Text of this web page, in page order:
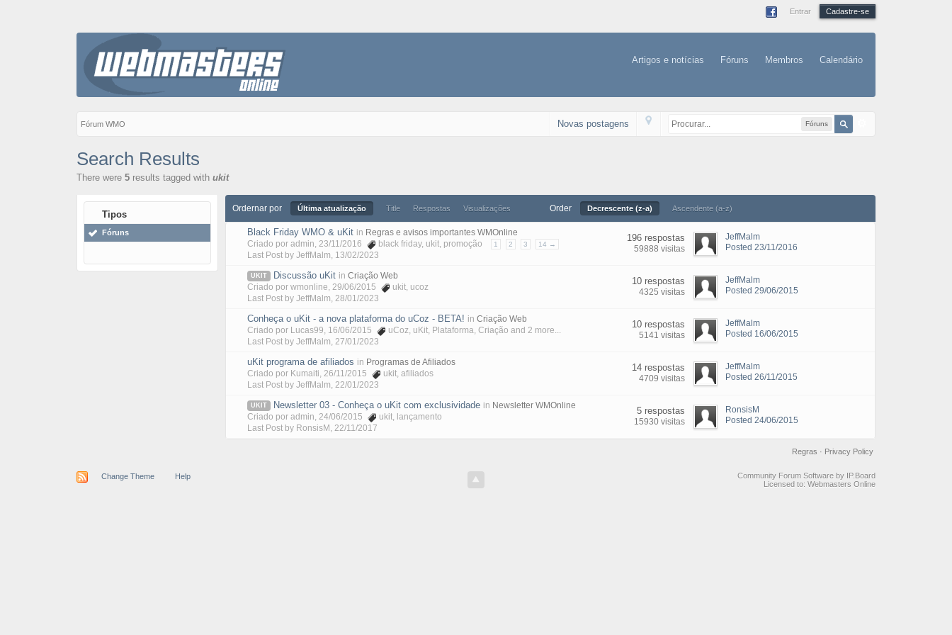
Entrar Cadastre-se
Artigos e notícias Fóruns Membros Calendário
Fórum WMO Fóruns
Novas postagens
Search Results
There were 5results tagged with ukit
Tipos
Fóruns
Ordernar por Última atualização Title Respostas Visualizações Order Decrescente (z-a) Ascendente (a-z)
Black Friday WMO & uKit in Regras e avisos importantes WMOnline
Criado por admin, 23/11/2016 black friday, ukit, promoção 1 2 3 14 →
Last Post by JeffMalm, 13/02/2023
196 respostas
59888 visitas
JeffMalm
Posted 23/11/2016
UKIT Discussão uKit in Criação Web
Criado por wmonline, 29/06/2015 ukit, ucoz
Last Post by JeffMalm, 28/01/2023
10 respostas
4325 visitas
JeffMalm
Posted 29/06/2015
Conheça o uKit - a nova plataforma do uCoz - BETA! in Criação Web
Criado por Lucas99, 16/06/2015 uCoz, uKit, Plataforma, Criação and 2 more...
Last Post by JeffMalm, 27/01/2023
10 respostas
5141 visitas
JeffMalm
Posted 16/06/2015
uKit programa de afiliados in Programas de Afiliados
Criado por Kumaiti, 26/11/2015 ukit, afiliados
Last Post by JeffMalm, 22/01/2023
14 respostas
4709 visitas
JeffMalm
Posted 26/11/2015
UKIT Newsletter 03 - Conheça o uKit com exclusividade in Newsletter WMOnline
Criado por admin, 24/06/2015 ukit, lançamento
Last Post by RonsisM , 22/11/2017
5 respostas
15930 visitas
RonsisM
Posted 24/06/2015
Privacy Policy
Regras ·
Change Theme Help
Community Forum Software by IP.Board
Licensed to: Webmasters Online